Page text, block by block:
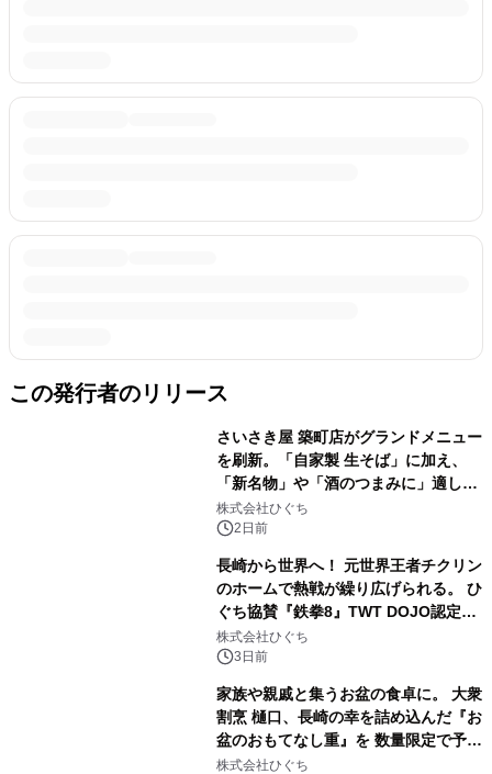
この発行者のリリース
さいさき屋 築町店がグランドメニュー
を刷新。「自家製 生そば」に加え、
「新名物」や「酒のつまみに」適した
一品料理を拡充
株式会社ひぐち
2日前
長崎から世界へ！ 元世界王者チクリン
のホームで熱戦が繰り広げられる。 ひ
ぐち協賛『鉄拳8』TWT DOJO認定大
会「CHIKURIN CUP 2026」 長崎
にて開催
株式会社ひぐち
3日前
家族や親戚と集うお盆の食卓に。 大衆
割烹 樋口、長崎の幸を詰め込んだ『お
盆のおもてなし重』を 数量限定で予約
開始
株式会社ひぐち